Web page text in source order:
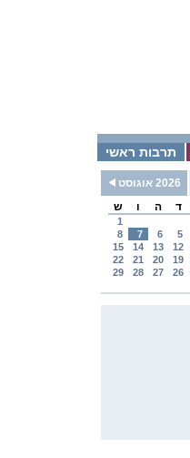
תרבות ראשי
2026 אוגוסט
ד ה ו ש
1
5
6
7
8
12
13
14
15
19
20
21
22
26
27
28
29